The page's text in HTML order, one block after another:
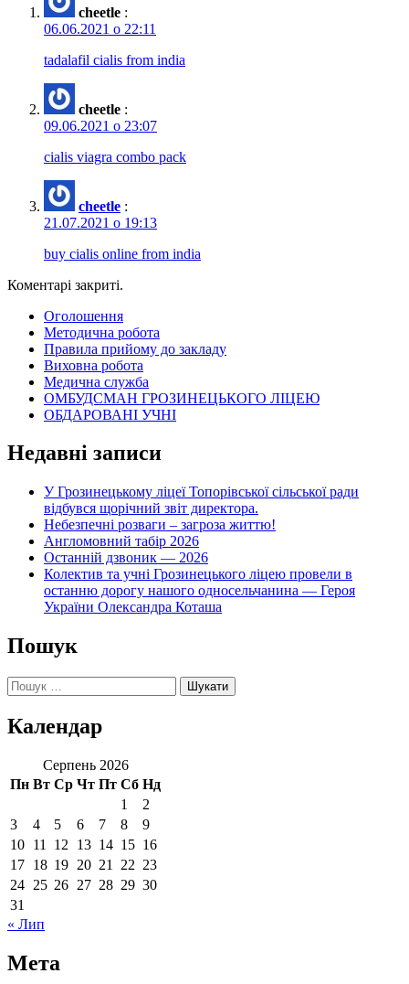
cheetle :
06.06.2021 о 22:11
tadalafil cialis from india
cheetle :
09.06.2021 о 23:07
cialis viagra combo pack
cheetle :
21.07.2021 о 19:13
buy cialis online from india
Коментарі закриті.
Оголошення
Методична робота
Правила прийому до закладу
Виховна робота
Медична служба
ОМБУДСМАН ГРОЗИНЕЦЬКОГО ЛІЦЕЮ
ОБДАРОВАНІ УЧНІ
Недавні записи
У Грозинецькому ліцеї Топорівської сільської ради
відбувся щорічний звіт директора.
Небезпечні розваги – загроза життю!
Англомовний табір 2026
Останній дзвоник — 2026
Колектив та учні Грозинецького ліцею провели в
останню дорогу нашого односельчанина — Героя
України Олександра Коташа
Пошук
Пошук:
Календар
Серпень 2026
Пн Вт Ср Чт Пт Сб Нд
1
2
3
4 5 6 7 8
9
10 11 12 13 14 15 16
17 18 19 20 21 22 23
24 25 26 27 28 29 30
31
« Лип
Мета